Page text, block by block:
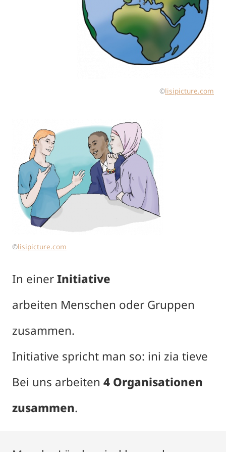
©lisipicture.com
©lisipicture.com
In einerInitiative
arbeiten Menschen oder Gruppen
zusammen.
Initiative spricht man so: ini zia tieve
Bei uns arbeiten 4 Organisationen
zusammen.